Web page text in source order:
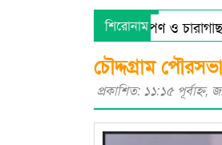
শিরোনাম
এর উদ্যোগে বৃক্ষরোপণ ও চারাগাছ
এগ্রিকালচারাল এন্ড রুরাল
চৌদ্দগ্রাম
প্রকাশিত: ১১:১৫ পূর্বাহ্ণ,